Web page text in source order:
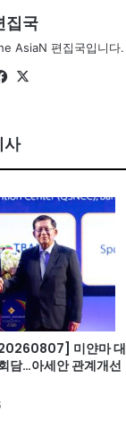
집국
AsiaN 편집국입니다.
Fa
ok
사
미얀마 대
담…아세안 관계개선